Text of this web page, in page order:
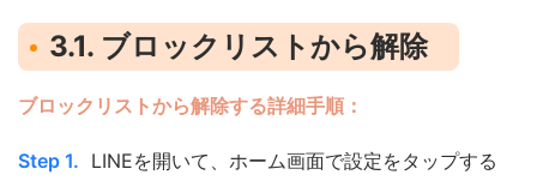
3.1. ブロックリストから解除
ブロックリストから解除する詳細手順：
Step 1. LINEを開いて、ホーム画面で設定をタップする